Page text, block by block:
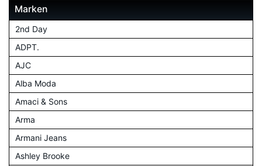
Marken
2nd Day
ADPT.
AJC
Alba Moda
Amaci & Sons
Arma
Armani Jeans
Ashley Brooke